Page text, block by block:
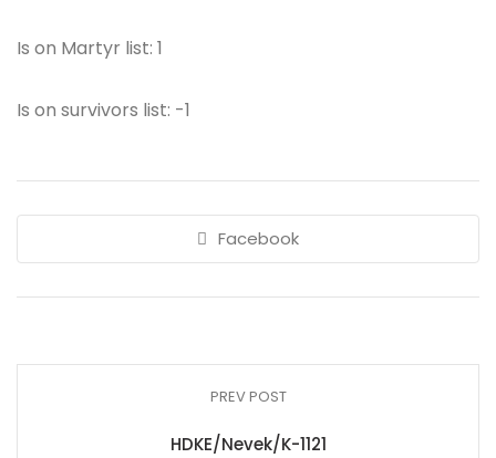
Is on Martyr list: 1
Is on survivors list: -1
Facebook
PREV POST
HDKE/Nevek/K-1121